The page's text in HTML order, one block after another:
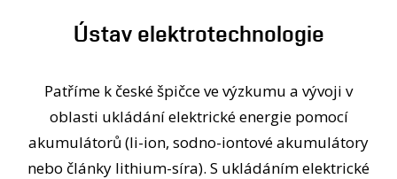
KONTAKT
Ústav elektrotechnologie
Patříme k české špičce ve výzkumu a vývoji v
oblasti ukládání elektrické energie pomocí
akumulátorů (li-ion, sodno-iontové akumulátory
nebo články lithium-síra). S ukládáním elektrické